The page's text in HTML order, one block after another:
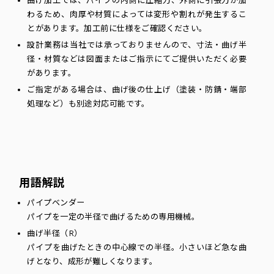
わるため、肉厚や材質によっては変形や割れが発生するこ
とがあります。加工前に仕様をご確認ください。
設計業務は当社では承っておりませんので、寸法・曲げ半
径・材質などは図面またはご指示にてご提供いただく必要
があります。
ご指定がある場合は、曲げ後の仕上げ（塗装・防錆・端部
処理など）も別途対応可能です。
用語解説
パイプベンダー
パイプを一定の半径で曲げるための専用機械。
曲げ半径（R）
パイプを曲げたときの中心線での半径。小さいほど急な曲
げとなり、成形が難しくなります。